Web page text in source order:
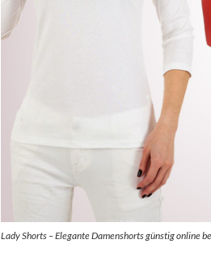
Lady Shorts – Elegante Damenshorts günstig online